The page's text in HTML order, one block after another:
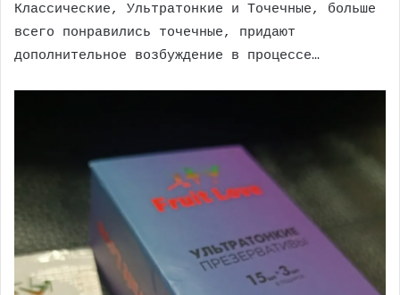
Классические, Ультратонкие и Точечные, больше
всего понравились точечные, придают
дополнительное возбуждение в процессе…